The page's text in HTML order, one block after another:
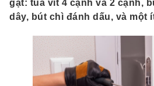
gạt: tua vít 4 cạnh và 2 cạnh,
dây, bút chì đánh dấu, và một